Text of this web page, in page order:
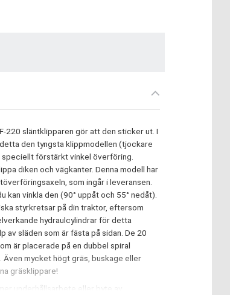
220 släntklipparen gör att den sticker ut. I
den tyngsta klippmodellen (tjockare
speciellt förstärkt vinkel överföring.
diken och vägkanter. Denna modell har
som ingår i leveransen.
vinkla den (90° uppåt och 55° nedåt).
styrkretsar på din traktor, eftersom
hydraulcylindrar för detta
av släden som är fästa på sidan. De 20
är placerade på en dubbel spiral
mycket högt gräs, buskage eller
gräsklippare!
underhållsarbete eller byte av